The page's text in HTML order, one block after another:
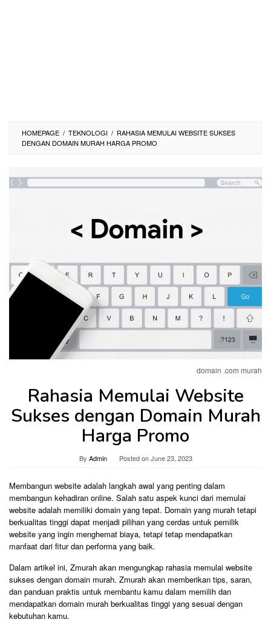
HOMEPAGE / TEKNOLOGI / RAHASIA MEMULAI WEBSITE SUKSES
DENGAN DOMAIN MURAH HARGA PROMO
domain .com murah
Rahasia Memulai Website
Sukses dengan Domain Murah
Harga Promo
By Admin Posted onJune 23, 2023
Membangun website adalah langkah awal yang penting dalam
membangun kehadiran online. Salah satu aspek kunci dari memulai
website adalah memiliki domain yang tepat. Domain yang murah tetapi
berkualitas tinggi dapat menjadi pilihan yang cerdas untuk pemilik
website yang ingin menghemat biaya, tetapi tetap mendapatkan
manfaat dari fitur dan performa yang baik.
Dalam artikel ini, Zmurah akan mengungkap rahasia memulai website
sukses dengan domain murah. Zmurah akan memberikan tips, saran,
dan panduan praktis untuk membantu kamu dalam memilih dan
mendapatkan domain murah berkualitas tinggi yang sesuai dengan
kebutuhan kamu.